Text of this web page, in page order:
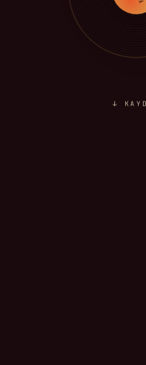
↓